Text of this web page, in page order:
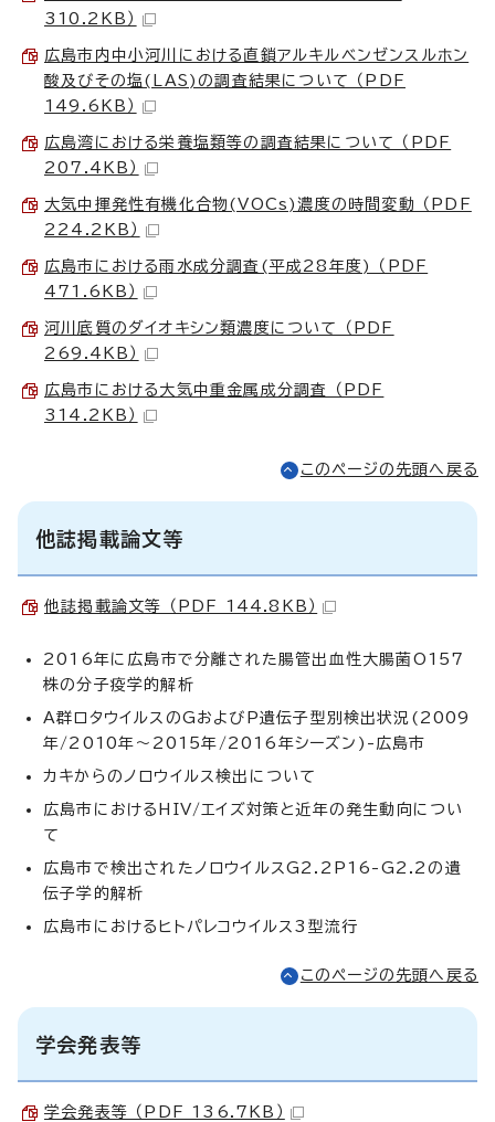
310.2KB）
広島市内中小河川における直鎖アルキルベンゼンスルホン
酸及びその塩(LAS)の調査結果について （PDF
149.6KB）
広島湾における栄養塩類等の調査結果について （PDF
207.4KB）
大気中揮発性有機化合物(VOCs)濃度の時間変動 （PDF
224.2KB）
広島市における雨水成分調査(平成28年度) （PDF
471.6KB）
河川底質のダイオキシン類濃度について （PDF
269.4KB）
広島市における大気中重金属成分調査 （PDF
314.2KB）
このページの先頭へ戻る
他誌掲載論文等
他誌掲載論文等 （PDF 144.8KB）
2016年に広島市で分離された腸管出血性大腸菌O157
株の分子疫学的解析
A群ロタウイルスのGおよびP遺伝子型別検出状況(2009
年/2010年～2015年/2016年シーズン)-広島市
カキからのノロウイルス検出について
広島市におけるHIV/エイズ対策と近年の発生動向につい
て
広島市で検出されたノロウイルスG2.2P16-G2.2の遺
伝子学的解析
広島市におけるヒトパレコウイルス3型流行
このページの先頭へ戻る
学会発表等
学会発表等 （PDF 136.7KB）